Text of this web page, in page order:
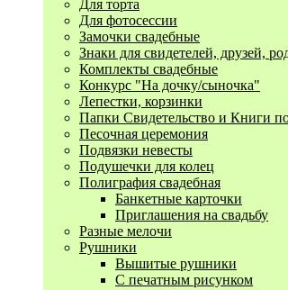
Для торта
Для фотосессии
Замочки свадебные
Знаки для свидетелей, друзей,
Комплекты свадебные
Конкурс "На дочку/сыночка"
Лепестки, корзинки
Папки Свидетельство и Книги
Песочная церемония
Подвязки невесты
Подушечки для колец
Полиграфия свадебная
Банкетные карточки
Приглашения на свадьбу
Разные мелочи
Рушники
Вышитые рушники
С печатным рисунком